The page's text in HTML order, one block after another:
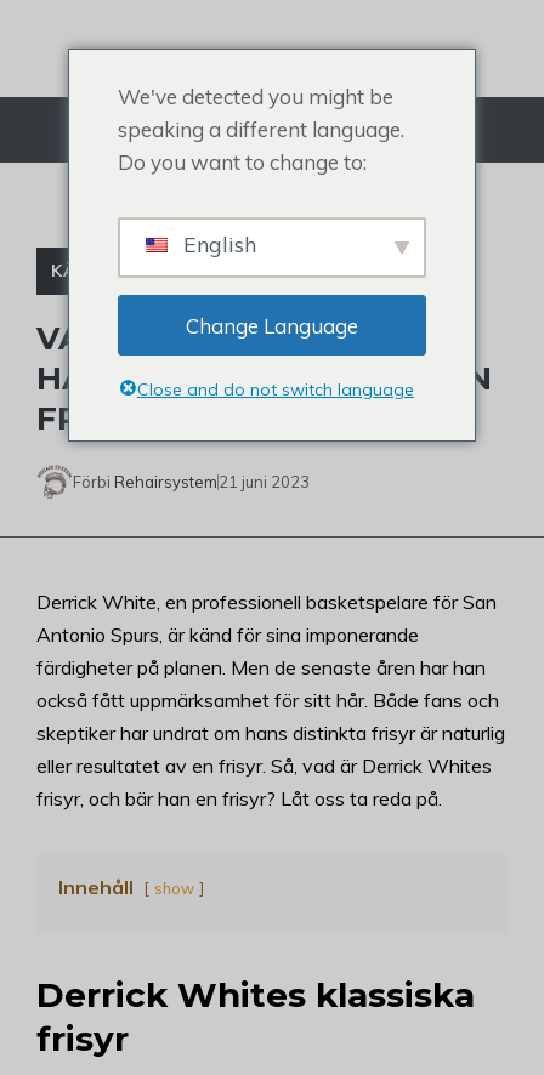
Meny
KÄNDIS TUPÉ
VAD ÄR DERRICK WHITE
HAIRCUT OCH BÄR HAN EN
FRISYR?
Förbi Rehairsystem21 juni 2023
Derrick White, en professionell basketspelare för San
Antonio Spurs, är känd för sina imponerande
färdigheter på planen. Men de senaste åren har han
också fått uppmärksamhet för sitt hår. Både fans och
skeptiker har undrat om hans distinkta frisyr är naturlig
eller resultatet av en frisyr. Så, vad är Derrick Whites
frisyr, och bär han en frisyr? Låt oss ta reda på.
Innehåll show
Derrick Whites klassiska
frisyr
We've detected you might be
speaking a different language.
Do you want to change to:
English
Change Language
Close and do not switch language